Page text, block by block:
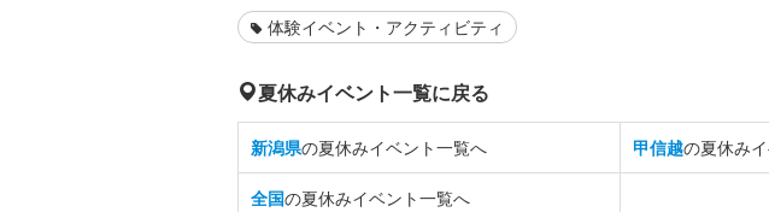
体験イベント・アクティビティ
夏休みイベント一覧に戻る
新潟県の夏休みイベント一覧へ 甲信越の夏休み
全国の夏休みイベント一覧へ